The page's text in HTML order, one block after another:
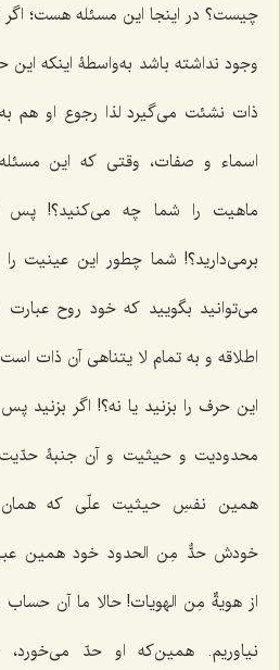
چیست؟ در اینجا این مسئله هست؛ اگر
وجود نداشته باشد به‌واسطۀ اینکه
ذات نشئت مى‌گیرد لذا رجوع او هم
اسماء و صفات، وقتى که این
ماهیت را شما چه مى‌کنید؟! پس
برمى‌دارید؟! شما چطور این عینیت را
مى‌توانید بگویید که خود روح
اطلاقه و به تمام لا یتناهى آن ذات
این حرف را بزنید یا نه؟! اگر بزنید
محدودیت و حیثیت و آن جنبۀ حدّیت
همین نفسِ حیثیت علّى که
خودشحدٌّ مِن الحدود خود همین
از هویةٌ مِن الهویات!حالا ما آن حساب
نیاوریم. همین‌که او حدّ مى‌خورد،